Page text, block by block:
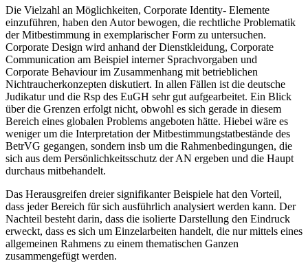
Die Vielzahl an Möglichkeiten, Corporate Identity- Elemente
einzuführen, haben den Autor bewogen, die rechtliche Problematik
der Mitbestimmung in exemplarischer Form zu untersuchen.
Corporate Design wird anhand der Dienstkleidung, Corporate
Communication am Beispiel interner Sprachvorgaben und
Corporate Behaviour im Zusammenhang mit betrieblichen
Nichtraucherkonzepten diskutiert. In allen Fällen ist die deutsche
Judikatur und die Rsp des EuGH sehr gut aufgearbeitet. Ein Blick
über die Grenzen erfolgt nicht, obwohl es sich gerade in diesem
Bereich eines globalen Problems angeboten hätte. Hiebei wäre es
weniger um die Interpretation der Mitbestimmungstatbestände des
BetrVG gegangen, sondern insb um die Rahmenbedingungen, die
sich aus dem Persönlichkeitsschutz der AN ergeben und die Haupt
durchaus mitbehandelt.
Das Herausgreifen dreier signifikanter Beispiele hat den Vorteil,
dass jeder Bereich für sich ausführlich analysiert werden kann. Der
Nachteil besteht darin, dass die isolierte Darstellung den Eindruck
erweckt, dass es sich um Einzelarbeiten handelt, die nur mittels eines
allgemeinen Rahmens zu einem thematischen Ganzen
zusammengefügt werden.